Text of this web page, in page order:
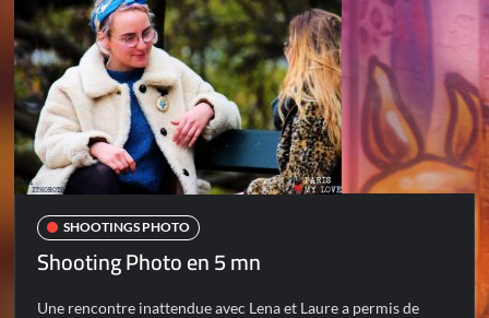
SHOOTINGS PHOTO
Shooting Photo en 5 mn
Une rencontre inattendue avec Lena et Laure a permis de